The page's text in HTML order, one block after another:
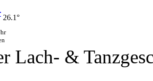
26.1°
Lach- &